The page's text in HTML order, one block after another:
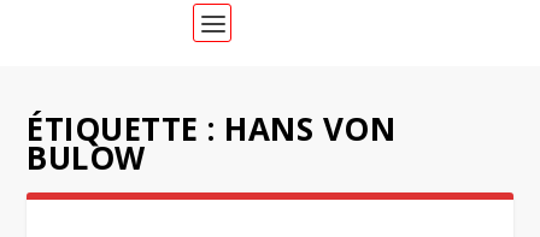
ÉTIQUETTE : HANS VON
BULOW